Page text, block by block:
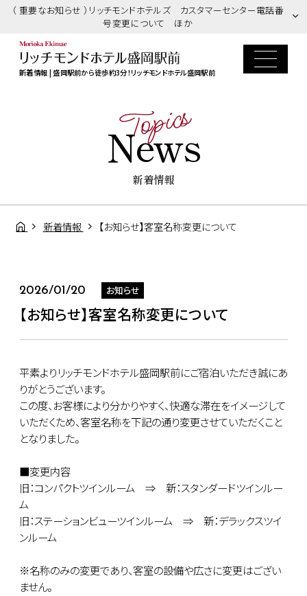
（ 重要なお知らせ ）リッチモンドホテルズ カスタマーセンター電話番
号変更について ほか
新着情報 | 盛岡駅前から徒歩約3分！リッチモンドホテル盛岡駅前
News
Topics
新着情報
新着情報 【お知らせ】客室名称変更について
2026/01/20 お知らせ
【お知らせ】客室名称変更について
平素よりリッチモンドホテル盛岡駅前にご宿泊いただき誠にあ
りがとうございます。
この度、お客様により分かりやすく、快適な滞在をイメージして
いただくため、客室名称を下記の通り変更させていただくこと
となりました。
■変更内容
旧：コンパクトツインルーム ⇒ 新：スタンダードツインルー
ム
旧：ステーションビューツインルーム ⇒ 新：デラックスツイ
ンルーム
※名称のみの変更であり、客室の設備や広さに変更はござい
ません。